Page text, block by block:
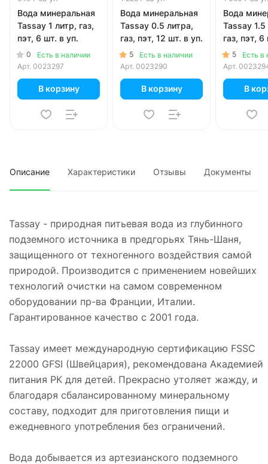
Вода минеральная
Tassay 1 литр, газ,
пэт, 6 шт. в уп.
0
Есть в наличии
Арт. 0023297
В корзину
Вода минеральная
Tassay 0.5 литра,
газ, пэт, 12 шт. в уп.
5
Есть в наличии
Арт. 0023290
В корзину
Вода
Tassay 1.5
газ, пэт,
5
Есть в
Арт.
В
Описание Характеристики Отзывы Документы
Tassay - природная питьевая вода из глубинного
подземного источника в предгорьях Тянь-Шаня,
защищенного от техногенного воздействия самой
природой. Производится с применением новейших
технологий очистки на самом современном
оборудовании пр-ва Франции, Италии.
Гарантированное качество с 2001 года.
Tassay имеет международную сертификацию FSSC
22000 GFSI (Швейцария), рекомендована Академией
питания РК для детей. Прекрасно утоляет жажду, и
благодаря сбалансированному минеральному
составу, подходит для приготовления пищи и
ежедневного употребления без ограничений.
Вода добывается из артезианского подземного